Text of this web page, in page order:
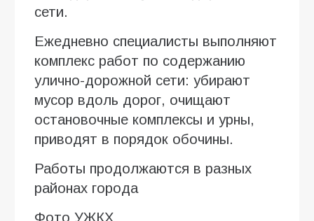
сети.
Ежедневно специалисты выполняют
комплекс работ по содержанию
улично-дорожной сети: убирают
мусор вдоль дорог, очищают
остановочные комплексы и урны,
приводят в порядок обочины.
Работы продолжаются в разных
районах города
Фото УЖКХ